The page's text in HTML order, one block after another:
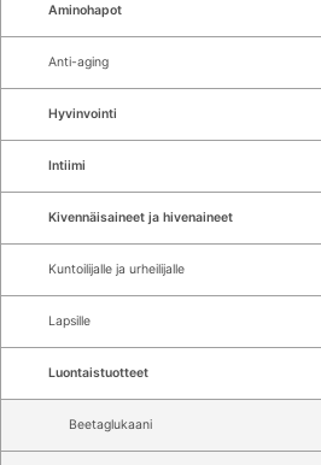
Aminohapot
Anti-aging
Hyvinvointi
Intiimi
Kivennäisaineet ja hivenaineet
Kuntoilijalle ja urheilijalle
Lapsille
Luontaistuotteet
Beetaglukaani